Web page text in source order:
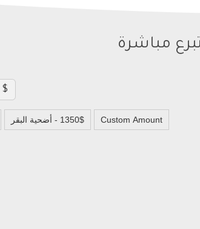
تبرع مباشرة
$
1350$ - أضحية البقر Custom Amount